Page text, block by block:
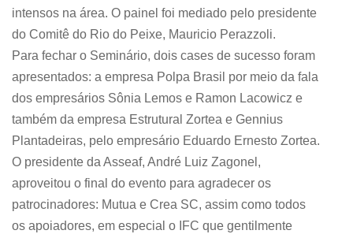
intensos na área. O painel foi mediado pelo presidente
do Comitê do Rio do Peixe, Mauricio Perazzoli.
Para fechar o Seminário, dois cases de sucesso foram
apresentados: a empresa Polpa Brasil por meio da fala
dos empresários Sônia Lemos e Ramon Lacowicz e
também da empresa Estrutural Zortea e Gennius
Plantadeiras, pelo empresário Eduardo Ernesto Zortea.
O presidente da Asseaf, André Luiz Zagonel,
aproveitou o final do evento para agradecer os
patrocinadores: Mutua e Crea SC, assim como todos
os apoiadores, em especial o IFC que gentilmente